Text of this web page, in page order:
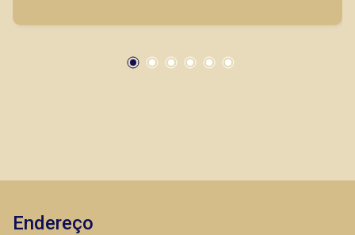
mesmo nos principais lançamentos da cidade
Endereço